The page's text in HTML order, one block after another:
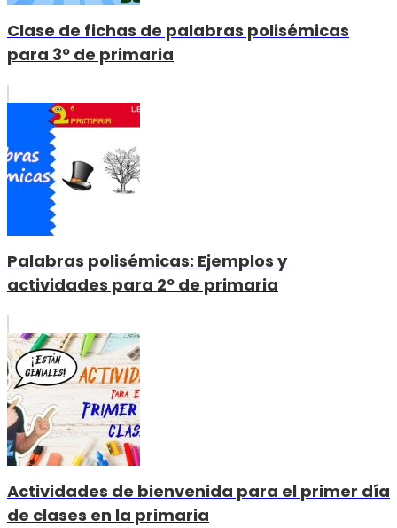
Clase de fichas de palabras polisémicas
para 3º de primaria
Palabras polisémicas: Ejemplos y
actividades para 2º de primaria
Actividades de bienvenida para el primer día
de clases en la primaria